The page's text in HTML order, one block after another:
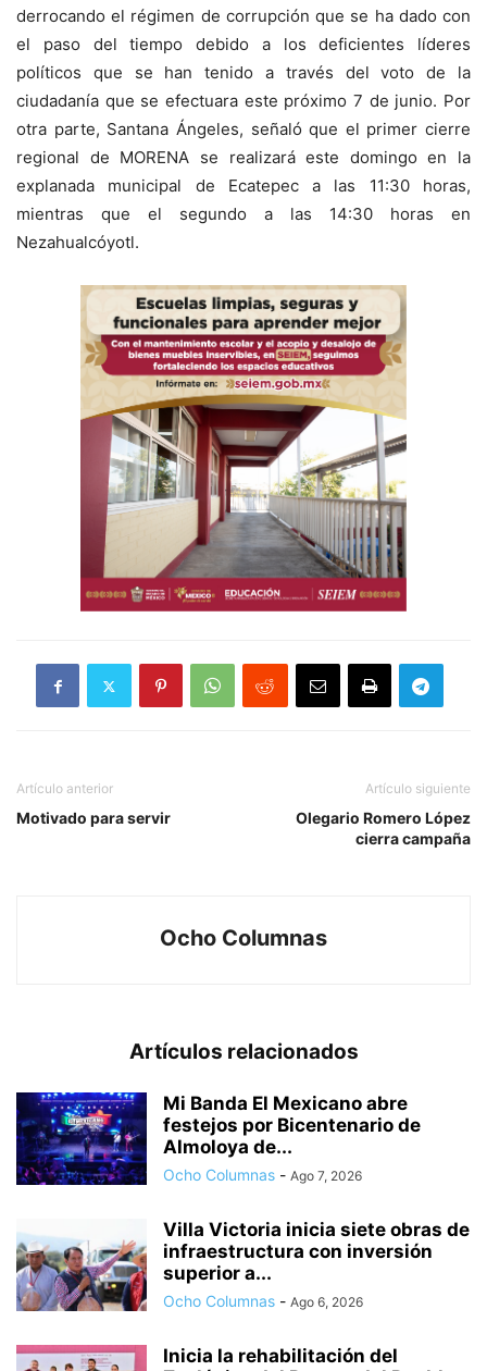
derrocando el régimen de corrupción que se ha dado con
el paso del tiempo debido a los deficientes líderes
políticos que se han tenido a través del voto de la
ciudadanía que se efectuara este próximo 7 de junio. Por
otra parte, Santana Ángeles, señaló que el primer cierre
regional de MORENA se realizará este domingo en la
explanada municipal de Ecatepec a las 11:30 horas,
mientras que el segundo a las 14:30 horas en
Nezahualcóyotl.
Artículo anterior
Motivado para servir
Artículo siguiente
Olegario Romero López
cierra campaña
Ocho Columnas
Artículos relacionados
Mi Banda El Mexicano abre
festejos por Bicentenario de
Almoloya de...
Ocho Columnas - Ago 7, 2026
Villa Victoria inicia siete obras de
infraestructura con inversión
superior a...
Ocho Columnas - Ago 6, 2026
Inicia la rehabilitación del